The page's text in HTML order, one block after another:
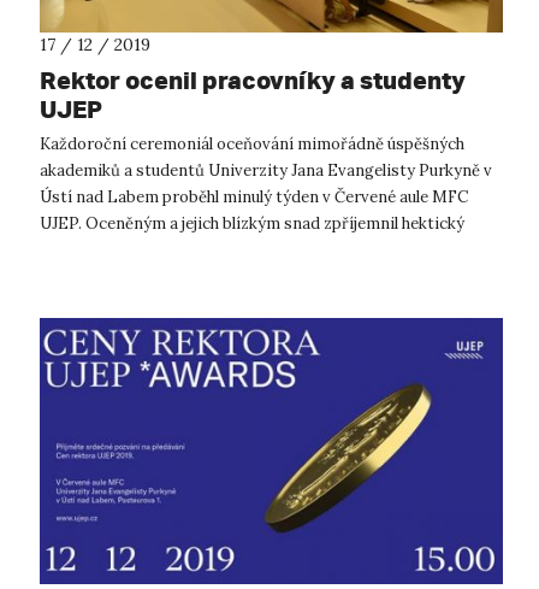
17 / 12 / 2019
Rektor ocenil pracovníky a studenty
UJEP
Každoroční ceremoniál oceňování mimořádně úspěšných
akademiků a studentů Univerzity Jana Evangelisty Purkyně v
Ústí nad Labem proběhl minulý týden v Červené aule MFC
UJEP. Oceněným a jejich blízkým snad zpříjemnil hektický